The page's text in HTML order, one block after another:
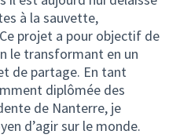
à la sauvette,
projet a pour objectif de
le transformant en un
de partage. En tant
diplômée des
de Nanterre, je
d’agir sur le monde.